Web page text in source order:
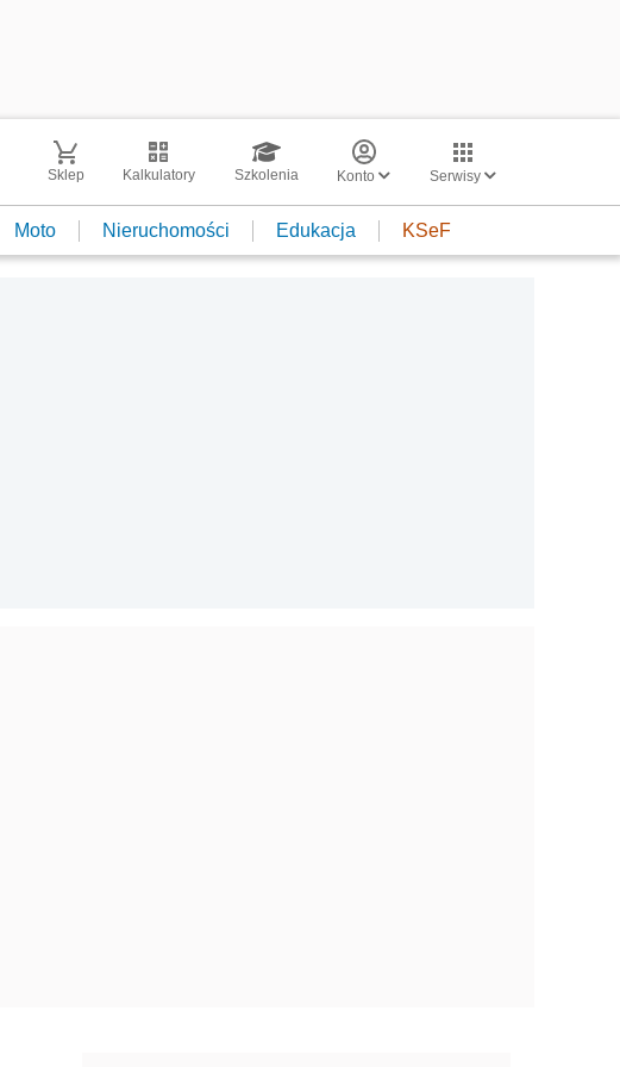
Sklep Kalkulatory Szkolenia Konto Serwisy
Moto Nieruchomości Edukacja KSeF